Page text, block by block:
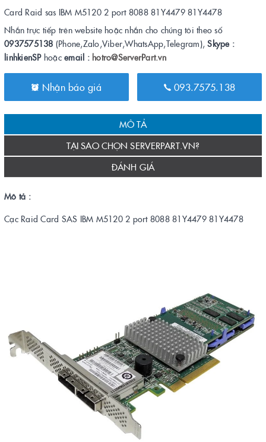
Card Raid sas IBM M5120 2 port 8088 81Y4479 81Y4478
Nhắn trực tiếp trên website hoặc nhắn cho chúng tôi theo số
0937575138 (Phone,Zalo,Viber,WhatsApp,Telegram),Skype :
linhkienSPhoặc email : hotro@ServerPart.vn
Nhận báo giá 093.7575.138
MÔ TẢ
TẠI SAO CHỌN SERVERPART.VN?
ĐÁNH GIÁ
Mô tả :
Cạc Raid Card SAS IBM M5120 2 port 8088 81Y4479 81Y4478